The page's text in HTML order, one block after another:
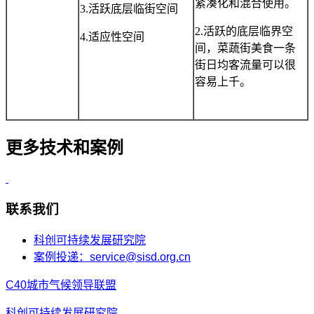
3.活跃底层临街空间
4.适应性空间
紧凑化和混合使用。
2.活跃的底层临界空
间，菜蔬街美食一条
街日均客流量可以很
容易上千。
更多技术和案例
联系我们
科创可持续发展研究院
案例投递：service@sisd.org.cn
C40城市气候领导联盟